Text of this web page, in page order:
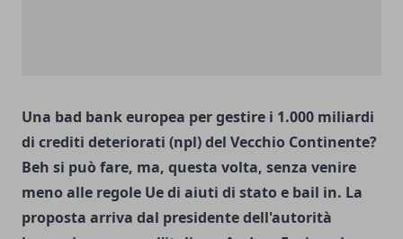
Una bad bank europea per gestire i 1.000 miliardi
di crediti deteriorati (npl) del Vecchio Continente?
Beh si può fare, ma, questa volta, senza venire
meno alle regole Ue di aiuti di stato e bail in. La
proposta arriva dal presidente dell'autorità